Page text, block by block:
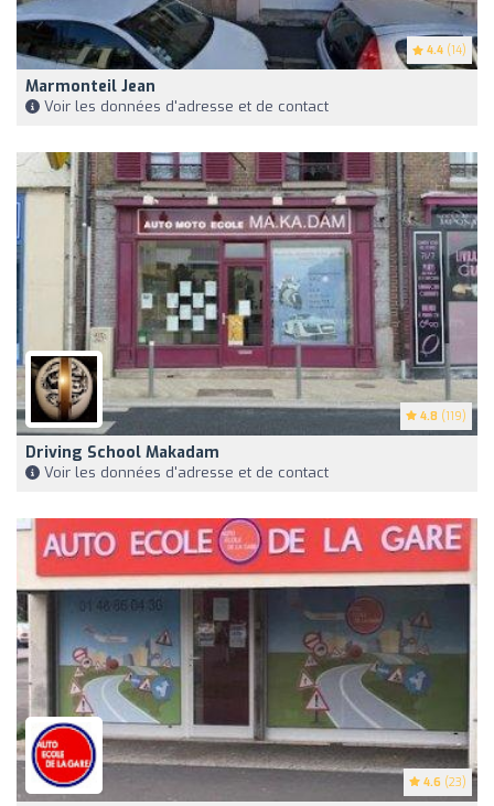
4.4 (14)
Marmonteil Jean
Voir les données d'adresse et de contact
4.8 (119)
Driving School Makadam
Voir les données d'adresse et de contact
4.6 (23)